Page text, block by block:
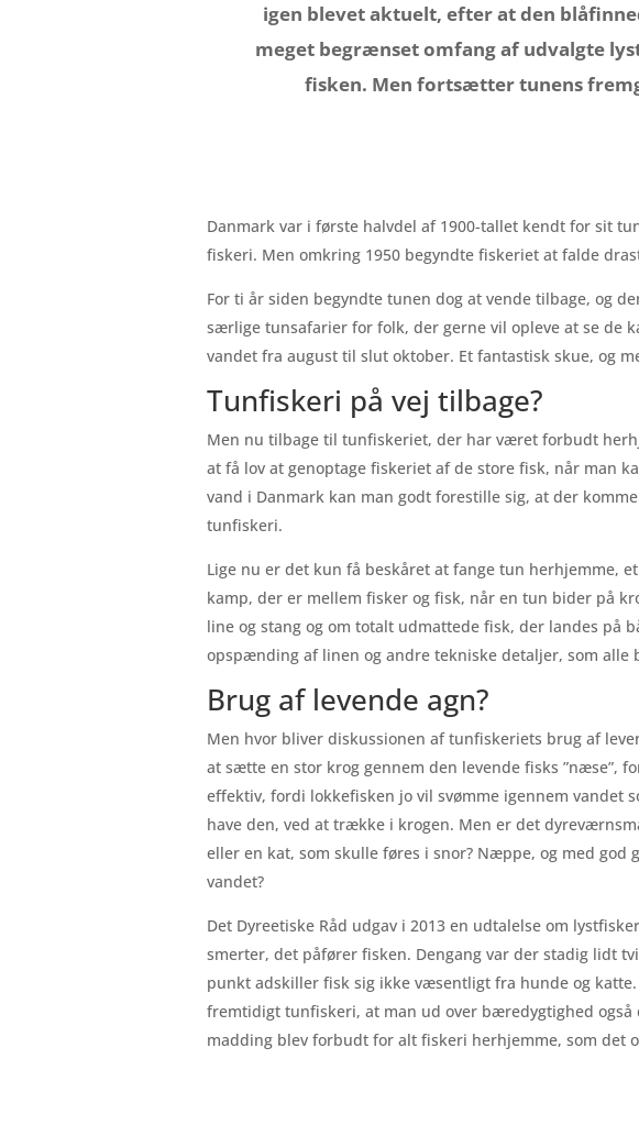
igen blevet aktuelt, efter at den
meget begrænset omfang af udvalgte
fisken. Men fortsætter tunens
Danmark var i første halvdel af 1900-tallet kendt for sit
fiskeri. Men omkring 1950 begyndte fiskeriet at falde
For ti år siden begyndte tunen dog at vende tilbage, og
særlige tunsafarier for folk, der gerne vil opleve at se de
vandet fra august til slut oktober. Et fantastisk skue, og
Tunfiskeri på vej tilbage?
Men nu tilbage til tunfiskeriet, der har været forbudt
at få lov at genoptage fiskeriet af de store fisk, når man
vand i Danmark kan man godt forestille sig, at der
tunfiskeri.
Lige nu er det kun få beskåret at fange tun herhjemme,
kamp, der er mellem fisker og fisk, når en tun bider på
line og stang og om totalt udmattede fisk, der landes på
opspænding af linen og andre tekniske detaljer, som
Brug af levende agn?
Men hvor bliver diskussionen af tunfiskeriets brug af
at sætte en stor krog gennem den levende fisks ”næse”,
effektiv, fordi lokkefisken jo vil svømme igennem vandet
have den, ved at trække i krogen. Men er det
eller en kat, som skulle føres i snor? Næppe, og med
vandet?
Det Dyreetiske Råd udgav i 2013 en udtalelse om
smerter, det påfører fisken. Dengang var der stadig lidt
punkt adskiller fisk sig ikke væsentligt fra hunde og
fremtidigt tunfiskeri, at man ud over bæredygtighed
madding blev forbudt for alt fiskeri herhjemme, som det